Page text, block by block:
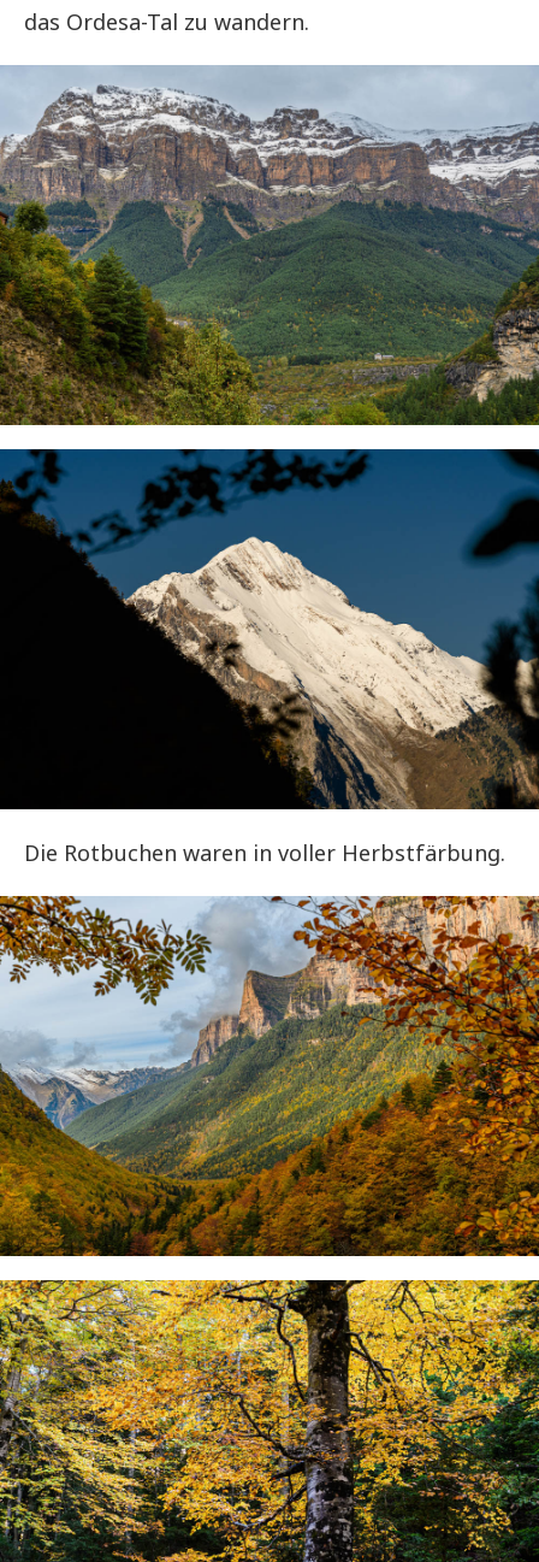
das Ordesa-Tal zu wandern.
Die Rotbuchen waren in voller Herbstfärbung.